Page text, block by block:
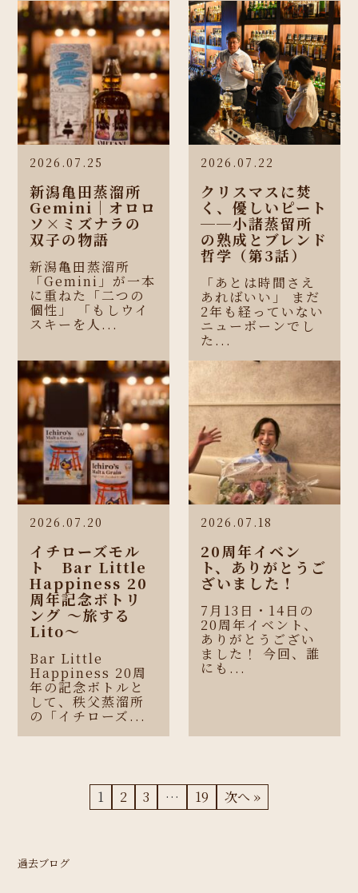
2026.07.25
新潟亀田蒸溜所
Gemini｜オロロ
ソ×ミズナラの
双子の物語
新潟亀田蒸溜所
「Gemini」が一本
に重ねた「二つの
個性」 「もしウイ
スキーを人...
2026.07.22
クリスマスに焚
く、優しいピート
──小諸蒸留所
の熟成とブレンド
哲学（第3話）
「あとは時間さえ
あればいい」 まだ
2年も経っていない
ニューボーンでし
た...
2026.07.20
イチローズモル
ト Bar Little
Happiness 20
周年記念ボトリ
ング 〜旅する
Lito〜
Bar Little
Happiness 20周
年の記念ボトルと
して、秩父蒸溜所
の「イチローズ...
2026.07.18
20周年イベン
ト、ありがとうご
ざいました！
7月13日・14日の
20周年イベント、
ありがとうござい
ました！ 今回、誰
にも...
1 2 3 … 19 次へ »
過去ブログ